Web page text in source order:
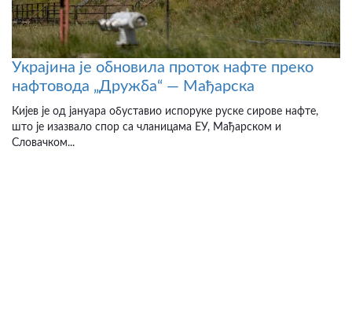
Украјина је обновила проток нафте преко
нафтовода „Дружба“ — Мађарска
Кијев је од јануара обуставио испоруке руске сирове нафте,
што је изазвало спор са чланицама ЕУ, Мађарском и
Словачком...